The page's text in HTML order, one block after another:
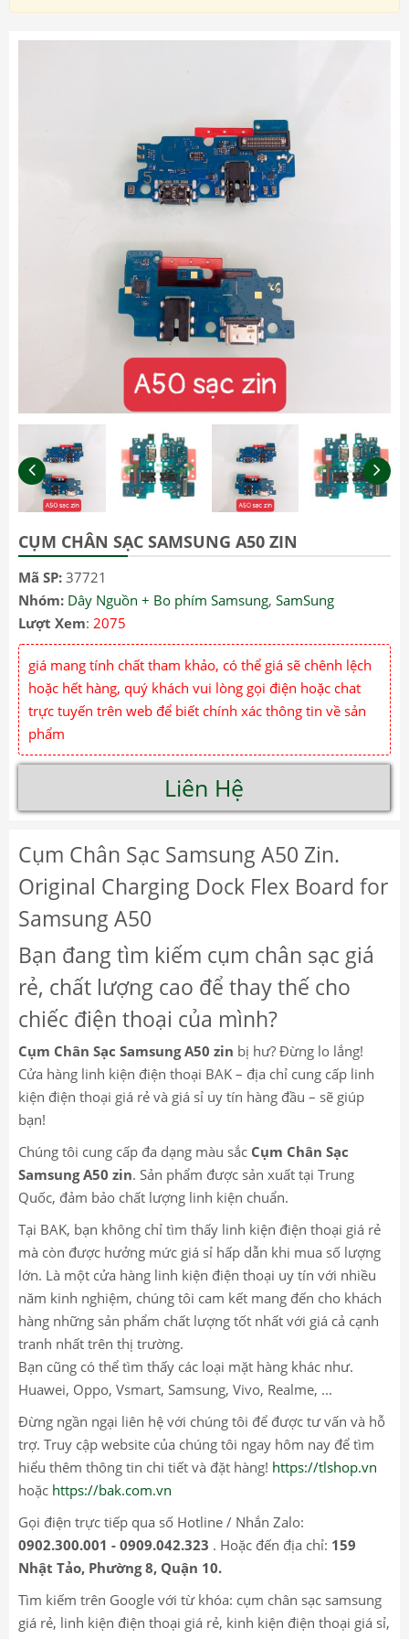
CỤM CHÂN SẠC SAMSUNG A50 ZIN
Mã SP: 37721
Nhóm: Dây Nguồn + Bo phím Samsung, SamSung
Lượt Xem: 2075
giá mang tính chất tham khảo, có thể giá sẽ chênh lệch
hoặc hết hàng, quý khách vui lòng gọi điện hoặc chat
trực tuyến trên web để biết chính xác thông tin về sản
phẩm
Liên Hệ
Cụm Chân Sạc Samsung A50 Zin.
Original Charging Dock Flex Board for
Samsung A50
Bạn đang tìm kiếm cụm chân sạc giá
rẻ, chất lượng cao để thay thế cho
chiếc điện thoại của mình?
Cụm Chân Sạc Samsung A50 zin bị hư? Đừng lo lắng!
Cửa hàng linh kiện điện thoại BAK – địa chỉ cung cấp linh
kiện điện thoại giá rẻ và giá sỉ uy tín hàng đầu – sẽ giúp
bạn!
Chúng tôi cung cấp đa dạng màu sắc Cụm Chân Sạc
Samsung A50 zin. Sản phẩm được sản xuất tại Trung
Quốc, đảm bảo chất lượng linh kiện chuẩn.
Tại BAK, bạn không chỉ tìm thấy linh kiện điện thoại giá rẻ
mà còn được hưởng mức giá sỉ hấp dẫn khi mua số lượng
lớn. Là một cửa hàng linh kiện điện thoại uy tín với nhiều
năm kinh nghiệm, chúng tôi cam kết mang đến cho khách
hàng những sản phẩm chất lượng tốt nhất với giá cả cạnh
tranh nhất trên thị trường.
Bạn cũng có thể tìm thấy các loại mặt hàng khác như.
Huawei, Oppo, Vsmart, Samsung, Vivo, Realme, ...
Đừng ngần ngại liên hệ với chúng tôi để được tư vấn và hỗ
trợ. Truy cập website của chúng tôi ngay hôm nay để tìm
hiểu thêm thông tin chi tiết và đặt hàng! https://tlshop.vn
hoặc https://bak.com.vn
Gọi điện trực tiếp qua số Hotline / Nhắn Zalo:
0902.300.001 - 0909.042.323 . Hoặc đến địa chỉ: 159
Nhật Tảo, Phường 8, Quận 10.
Tìm kiếm trên Google với từ khóa: cụm chân sạc samsung
giá rẻ, linh kiện điện thoại giá rẻ, kinh kiện điện thoại giá sỉ,